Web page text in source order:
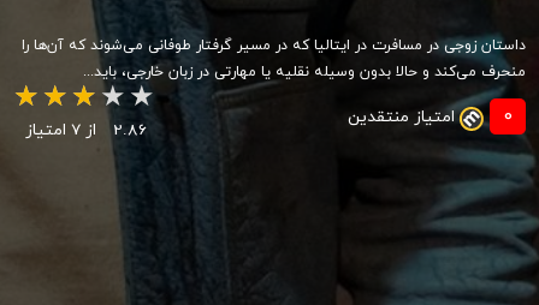
داستان زوجی در مسافرت در ایتالیا که در مسیر گرفتار طوفانی می‌شوند که آن‌ها را
منحرف می‌کند و حالا بدون وسیله نقلیه یا مهارتی در زبان خارجی، باید...
0 امتیاز منتقدین
2.86 از 7 امتیاز